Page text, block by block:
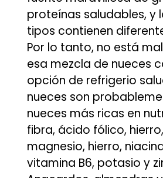
proteínas saludables, y
tipos contienen
Por lo tanto, no está
esa mezcla de nueces
opción de refrigerio
nueces son
nueces más ricas en
fibra, ácido fólico,
magnesio, hierro,
vitamina B6, potasio y